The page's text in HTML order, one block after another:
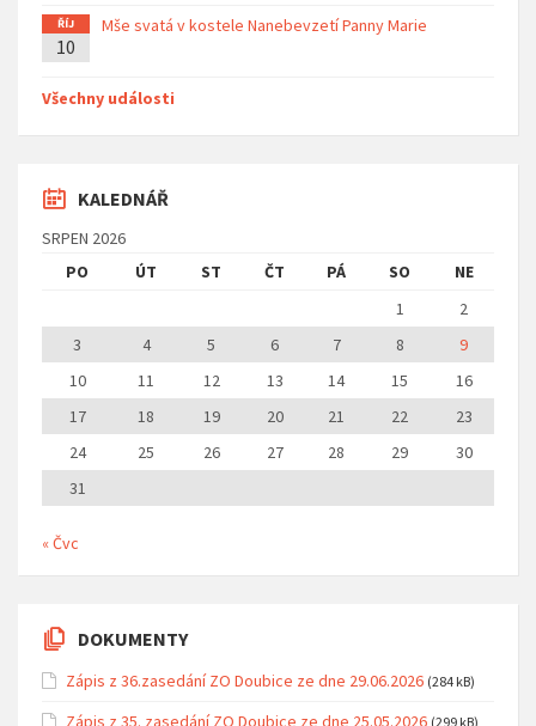
ŘÍJ
10
Mše svatá v kostele Nanebevzetí Panny Marie
Všechny události
KALEDNÁŘ
SRPEN 2026
PO
ÚT ST ČT PÁ SO
NE
1
2
3
4 5 6 7 8
9
10
11 12 13 14 15
16
17
18 19 20 21 22
23
24
25 26 27 28 29
30
31
« Čvc
DOKUMENTY
Zápis z 36.zasedání ZO Doubice ze dne 29.06.2026 (284 kB)
Zápis z 35. zasedání ZO Doubice ze dne 25.05.2026 (299 kB)